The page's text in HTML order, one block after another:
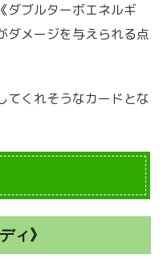
ダブルターボエネルギ
ダメージを与えられる点
てくれそうなカードとな
ィ》